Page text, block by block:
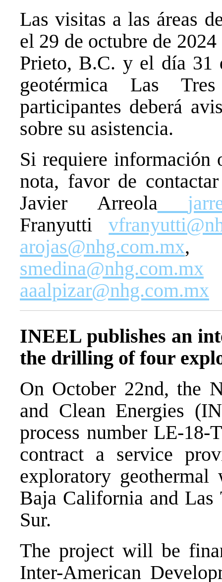
Las visitas a las áreas
el 29 de octubre de
Prieto, B.C. y el día 31
geotérmica Las
participantes deberá
sobre su asistencia.
Si requiere información
nota, favor de
Javier Arreola
Franyutti
arojas@nhg.com.mx,
smedina@nhg.com.mx
aaalpizar@nhg.com.mx
INEEL publishes an
the drilling of four
On October 22nd, the
and Clean Energies
process number LE-
contract a service
exploratory
Baja California and Las
Sur.
The project will be
Inter-American